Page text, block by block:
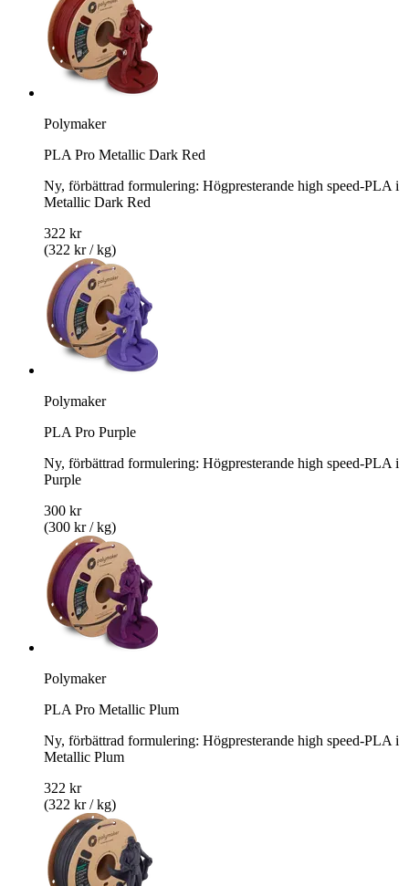
Polymaker
PLA Pro Metallic Dark Red
Ny, förbättrad formulering: Högpresterande high speed-PLA i
Metallic Dark Red
322 kr
(322 kr / kg)
Polymaker
PLA Pro Purple
Ny, förbättrad formulering: Högpresterande high speed-PLA i
Purple
300 kr
(300 kr / kg)
Polymaker
PLA Pro Metallic Plum
Ny, förbättrad formulering: Högpresterande high speed-PLA i
Metallic Plum
322 kr
(322 kr / kg)